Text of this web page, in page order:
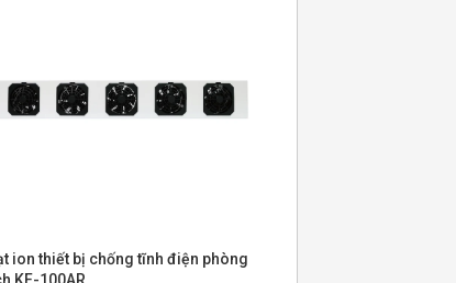
ion thiết bị chống tĩnh điện phòng
KF-100AR